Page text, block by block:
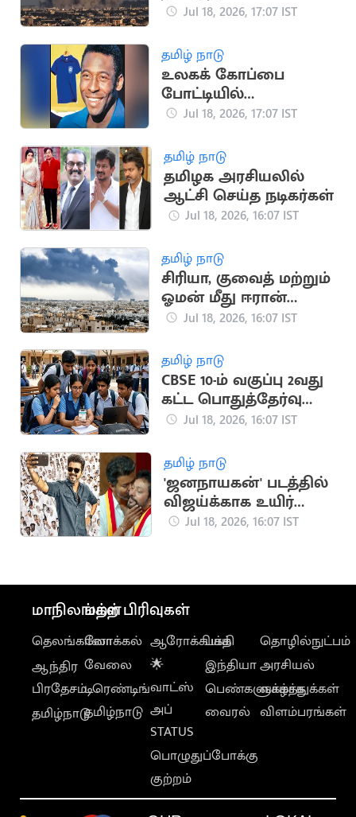
பாலஸ்தீனர்கள்
Jul 18, 2026, 17:07 IST
தமிழ் நாடு
உலகக் கோப்பை
போட்டியில்
பயன்படுத்திய பீலே
ஏலம்
Jul 18, 2026, 17:07 IST
தமிழ் நாடு
தமிழக அரசியலில்
ஆட்சி செய்த நடிகர்கள்
Jul 18, 2026, 16:07 IST
தமிழ் நாடு
சிரியா, குவைத் மற்றும்
ஓமன் மீது ஈரான்
பதிலடி தாக்குதல்
Jul 18, 2026, 16:07 IST
தமிழ் நாடு
CBSE 10-ம் வகுப்பு 2வது
கட்ட பொதுத்தேர்வு
முடிவுகள்
Jul 18, 2026, 16:07 IST
தமிழ் நாடு
'ஜனநாயகன்' படத்தில்
விஜய்க்காக உயிர்
கொடுக்கும் நண்பன்
Jul 18, 2026, 16:07 IST
மாநிலங்கள்
தெலங்கானா
ஆந்திர
பிரதேசம்
தமிழ்நாடு
மற்ற பிரிவுகள்
லோக்கல்
வேலை
டிரெண்டிங்
தமிழ்நாடு
ஆரோக்கியம்
🌟
வாட்ஸ்
அப்
STATUS
பொழுதுப்போக்கு
குற்றம்
பக்தி
இந்தியா
பெண்களுக்காக
வைரல்
தொழில்நுட்பம்
அரசியல்
வாழ்த்துக்கள்
விளம்பரங்கள்